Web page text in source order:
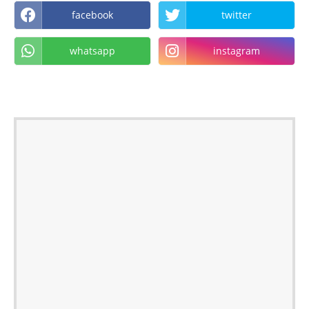
facebook twitter
whatsapp instagram